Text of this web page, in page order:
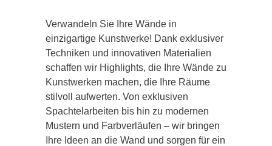
Verwandeln Sie Ihre Wände in
einzigartige Kunstwerke! Dank exklusiver
Techniken und innovativen Materialien
schaffen wir Highlights, die Ihre Wände zu
Kunstwerken machen, die Ihre Räume
stilvoll aufwerten. Von exklusiven
Spachtelarbeiten bis hin zu modernen
Mustern und Farbverläufen – wir bringen
Ihre Ideen an die Wand und sorgen für ein